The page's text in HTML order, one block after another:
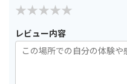
レビュー内容